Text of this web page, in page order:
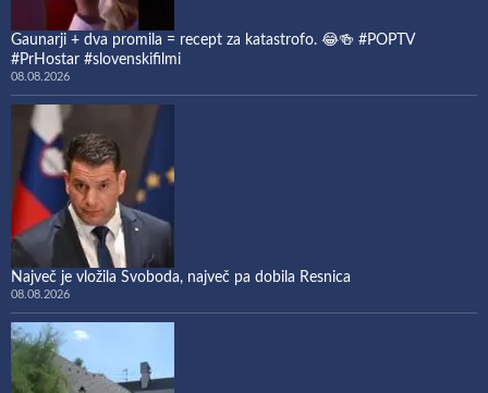
Gaunarji + dva promila = recept za katastrofo. 😂🍻 #POPTV
#PrHostar #slovenskifilmi
08.08.2026
Največ je vložila Svoboda, največ pa dobila Resnica
08.08.2026